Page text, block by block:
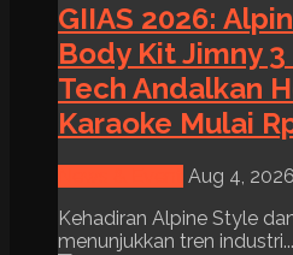
GIIAS 2026:
Body Kit Jimny
Tech Andalkan
Karaoke Mulai
Aug 4, 2026
Kehadiran Alpine Style
menunjukkan tren industri...